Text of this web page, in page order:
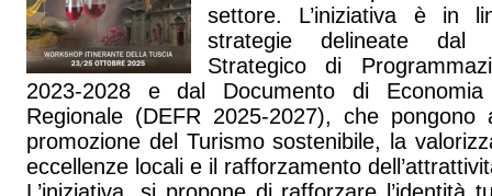
settore. L’iniziativa è in
strategie delineate dal
Strategico di
2023-2028 e dal Documento di
Regionale (DEFR 2025-2027), che
promozione del Turismo sostenibile, la
eccellenze locali e il rafforzamento